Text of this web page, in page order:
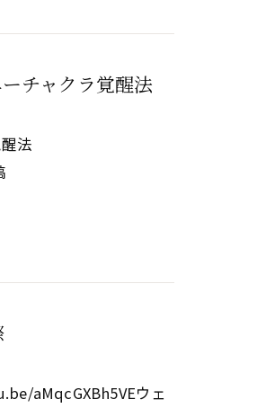
チャクラ覚醒法
法
aMqcGXBh5VEウェ